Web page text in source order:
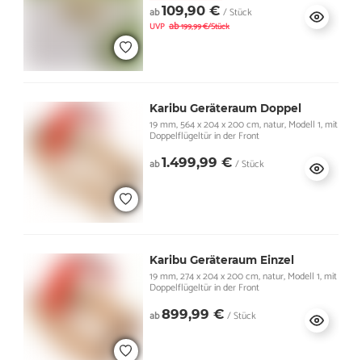
ab109,90 € / Stück
UVP ab199,99 €/Stück
Karibu Geräteraum Doppel
19 mm, 564 x 204 x 200 cm, natur, Modell 1, mit
Doppelflügeltür in der Front
ab1.499,99 € / Stück
Karibu Geräteraum Einzel
19 mm, 274 x 204 x 200 cm, natur, Modell 1, mit
Doppelflügeltür in der Front
ab899,99 € / Stück